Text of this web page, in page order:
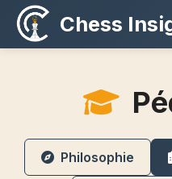
Chess
Philosophie